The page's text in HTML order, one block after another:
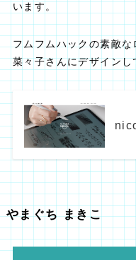
います。
フムフムハックの素敵
菜々子さんにデザイン
やまぐち まきこ